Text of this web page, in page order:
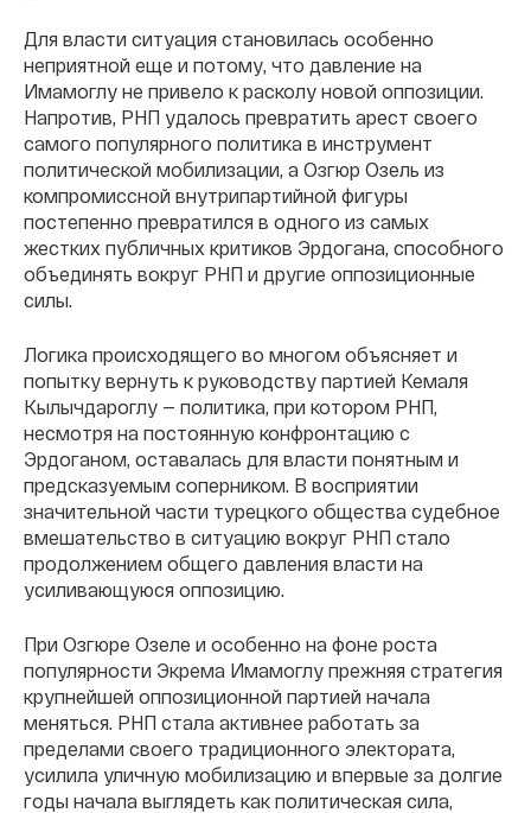
Для власти ситуация становилась особенно
неприятной еще и потому, что давление на
Имамоглу не привело к расколу новой оппозиции.
Напротив, РНП удалось превратить арест своего
самого популярного политика в инструмент
политической мобилизации, а Озгюр Озель из
компромиссной внутрипартийной фигуры
постепенно превратился в одного из самых
жестких публичных критиков Эрдогана, способного
объединять вокруг РНП и другие оппозиционные
силы.
Логика происходящего во многом объясняет и
попытку вернуть к руководству партией Кемаля
Кылычдароглу — политика, при котором РНП,
несмотря на постоянную конфронтацию с
Эрдоганом, оставалась для власти понятным и
предсказуемым соперником. В восприятии
значительной части турецкого общества судебное
вмешательство в ситуацию вокруг РНП стало
продолжением общего давления власти на
усиливающуюся оппозицию.
При Озгюре Озеле и особенно на фоне роста
популярности Экрема Имамоглу прежняя стратегия
крупнейшей оппозиционной партией начала
меняться. РНП стала активнее работать за
пределами своего традиционного электората,
усилила уличную мобилизацию и впервые за долгие
годы начала выглядеть как политическая сила,